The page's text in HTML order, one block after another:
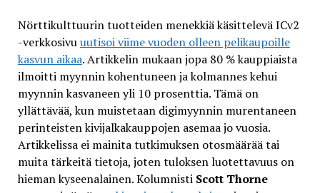
Nörttikulttuurin tuotteiden menekkiä käsittelevä ICv2
-verkkosivuuutisoi viime vuoden olleen pelikaupoille
kasvun aikaa. Artikkelin mukaan jopa 80 % kauppiaista
ilmoitti myynnin kohentuneen ja kolmannes kehui
myynnin kasvaneen yli 10 prosenttia. Tämä on
yllättävää, kun muistetaan digimyynnin murentaneen
perinteisten kivijalkakauppojen asemaa jo vuosia.
Artikkelissa ei mainita tutkimuksen otosmäärää tai
muita tärkeitä tietoja, joten tuloksen luotettavuus on
hieman kyseenalainen. Kolumnisti Scott Thorne